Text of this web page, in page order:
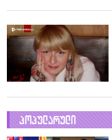
პოპულარული